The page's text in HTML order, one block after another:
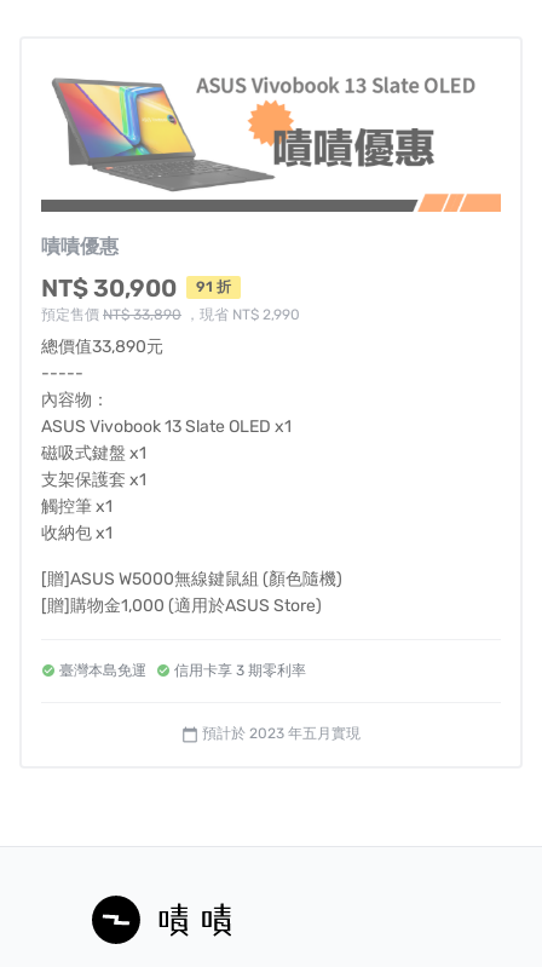
嘖嘖優惠
NT$ 30,900
91 折
預定售價 NT$ 33,890 ，現省 NT$ 2,990
總價值33,890元
-----
內容物：
ASUS Vivobook 13 Slate OLED x1
磁吸式鍵盤 x1
支架保護套 x1
觸控筆 x1
收納包 x1
[贈]ASUS W5000無線鍵鼠組 (顏色隨機)
[贈]購物金1,000 (適用於ASUS Store)
臺灣本島免運 信用卡享 3 期零利率
calendar_today 預計於 2023 年五月實現